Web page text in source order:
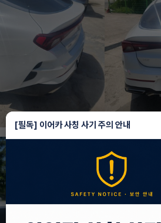
[필독] 이어카 사칭 사기 주의 안내